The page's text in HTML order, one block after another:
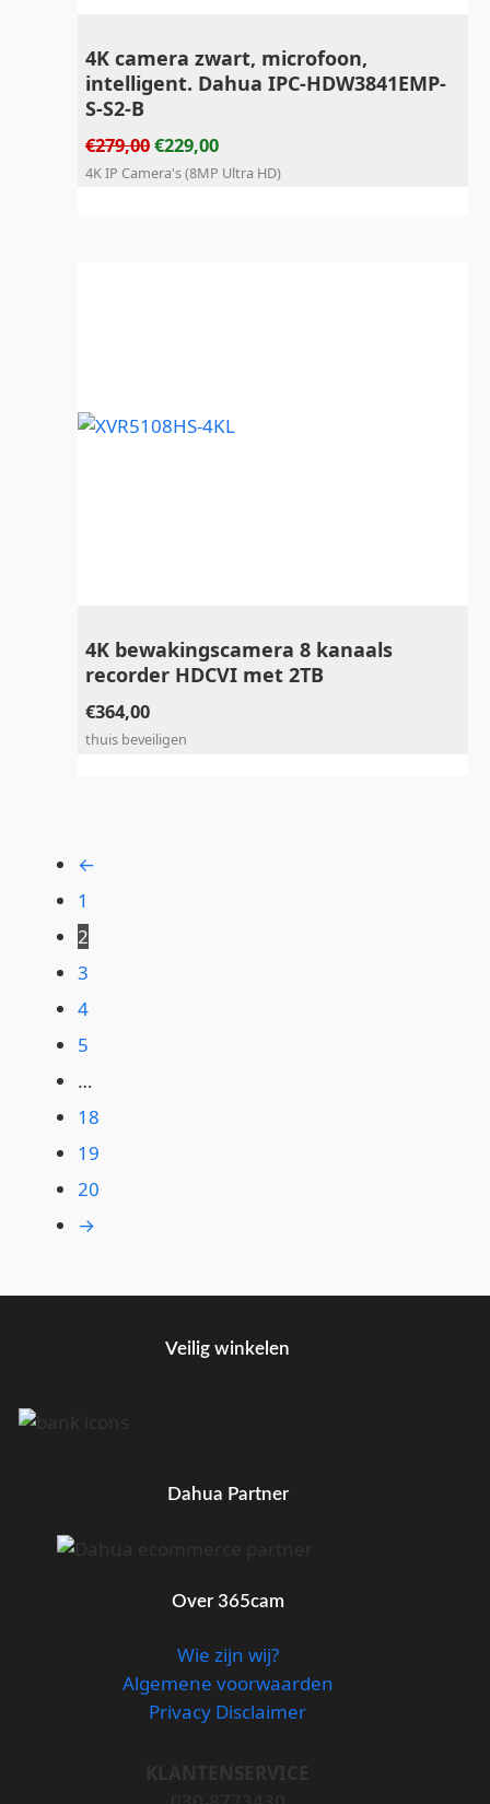
4K camera zwart, microfoon,
intelligent. Dahua IPC-HDW3841EMP-
S-S2-B
€279,00€229,00
4K IP Camera's (8MP Ultra HD)
4K bewakingscamera 8 kanaals
recorder HDCVI met 2TB
€364,00
thuis beveiligen
←
1
2
3
4
5
…
18
19
20
→
Veilig winkelen
Dahua Partner
Over 365cam
Wie zijn wij?
Algemene voorwaarden
Privacy Disclaimer